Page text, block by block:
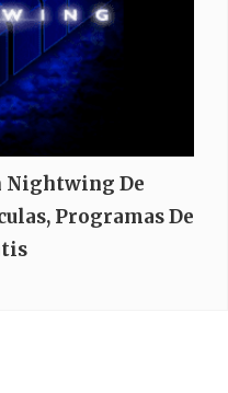
Nightwing De
Programas De